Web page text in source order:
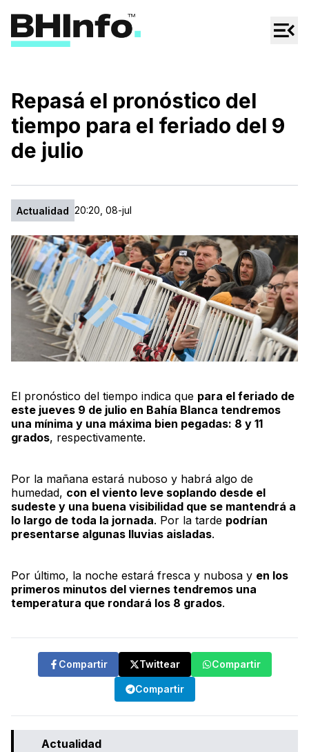
Regionales
Espectáculos
Tecno
Repasá el pronóstico del
tiempo para el feriado del 9
de julio
Actualidad 20:20, 08-jul
El pronóstico del tiempo indica que para el feriado de
este jueves 9 de julio en Bahía Blanca tendremos
una mínima y una máxima bien pegadas: 8 y 11
grados, respectivamente.
Por la mañana estará nuboso y habrá algo de
humedad, con el viento leve soplando desde el
sudeste y una buena visibilidad que se mantendrá a
lo largo de toda la jornada. Por la tarde podrían
presentarse algunas lluvias aisladas.
Por último, la noche estará fresca y nubosa y en los
primeros minutos del viernes tendremos una
temperatura que rondará los 8 grados.
Compartir Twittear Compartir
Compartir
Actualidad